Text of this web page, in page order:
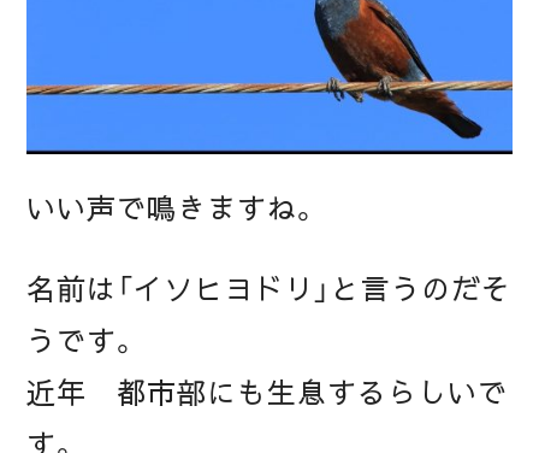
いい声で鳴きますね。
名前は「イソヒヨドリ」と言うのだそ
うです。
近年 都市部にも生息するらしいで
す。